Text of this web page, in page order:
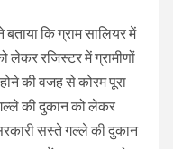
कि ग्राम सालियर में
लेकर रजिस्टर में ग्रामीणों
की वजह से कोरम पूरा
की दुकान को लेकर
सस्ते गल्ले की दुकान